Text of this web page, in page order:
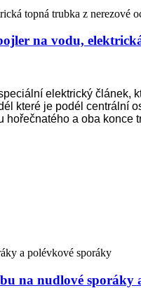
na vodu,
elektrický článek,
které je podél centrální
a oba
na nudlové sporáky